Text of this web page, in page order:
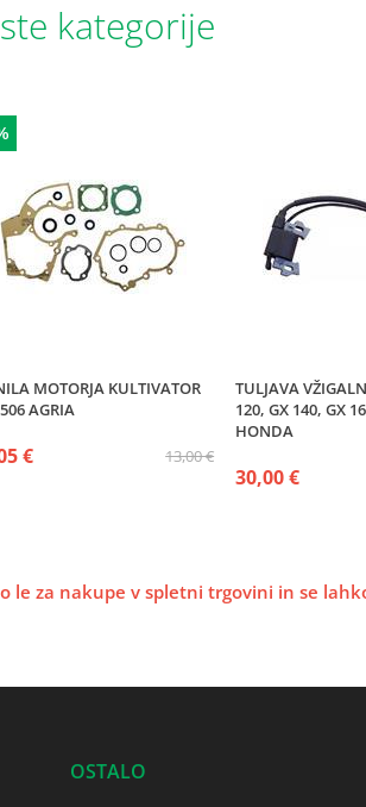
kategorije
MOTORJA KULTIVATOR
AGRIA
13,00 €
€
TULJAVA
120, GX 140, GX
HONDA
30,00 €
le za nakupe v spletni trgovini in se
OSTALO